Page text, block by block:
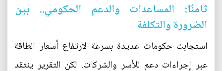
ثامنًا: المساعدات والدعم الحكومي.. بين
الضرورة والتكلفة
استجابت حكومات عديدة بسرعة لارتفاع أسعار الطاقة
عبر إجراءات دعم للأسر والشركات. لكن التقرير ينتقد